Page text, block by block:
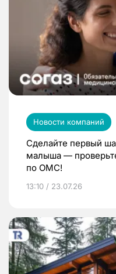
Новости компаний
Сделайте первый
малыша —
по ОМС!
13:10 / 23.07.26